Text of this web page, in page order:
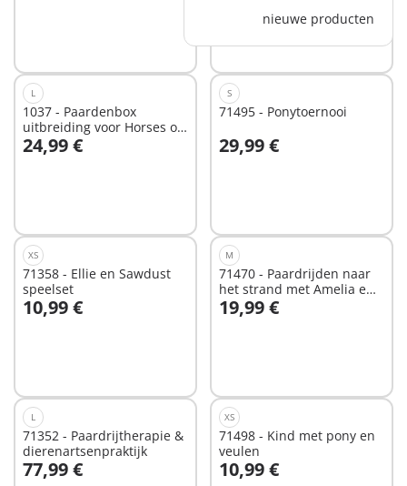
nieuwe producten
L
1037 - Paardenbox
uitbreiding voor Horses of
Waterfall
24,99 €
In winkelwagen
S
71495 - Ponytoernooi
29,99 €
In winkelwagen
XS
71358 - Ellie en Sawdust
speelset
10,99 €
In winkelwagen
M
71470 - Paardrijden naar
het strand met Amelia en
Ben
19,99 €
In winkelwagen
L
71352 - Paardrijtherapie &
dierenartsenpraktijk
77,99 €
In winkelwagen
XS
71498 - Kind met pony en
veulen
10,99 €
In winkelwagen